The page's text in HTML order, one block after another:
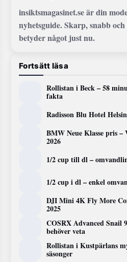
insiktsmagasinet.se är din
nyhetsguide. Skarp, snabb
betyder något just nu.
Fortsätt läsa
Rollistan i Beck – 58
fakta
Radisson Blu Hotel
BMW Neue Klasse pris
2026
1/2 cup till dl –
1/2 cup i dl – enkel
DJI Mini 4K Fly More
2025
COSRX Advanced
behöver veta
Rollistan i Kustpärlans
säsonger